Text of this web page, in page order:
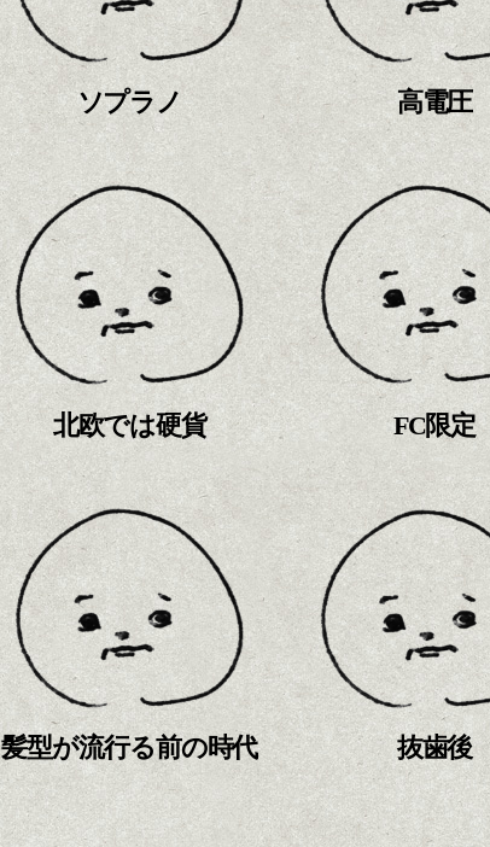
ソプラノ 高電圧
北欧では硬貨 FC限定
髪型が流行る前の時代 抜歯後